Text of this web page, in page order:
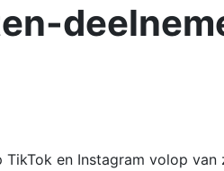
en Instagram volop van